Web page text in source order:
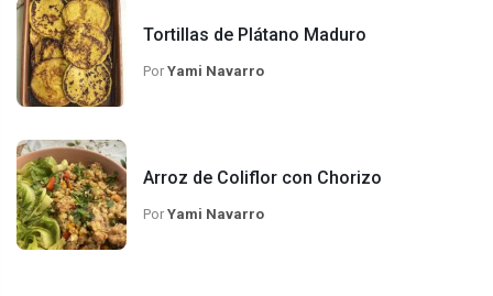
Tortillas de Plátano Maduro
Por Yami Navarro
Arroz de Coliflor con Chorizo
Por Yami Navarro